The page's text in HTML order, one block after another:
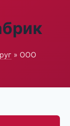
» ООО